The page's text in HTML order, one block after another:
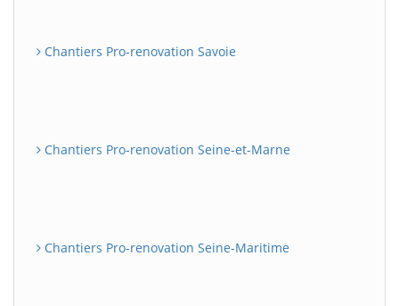
Chantiers Pro-renovation Savoie
Chantiers Pro-renovation Seine-et-Marne
Chantiers Pro-renovation Seine-Maritime